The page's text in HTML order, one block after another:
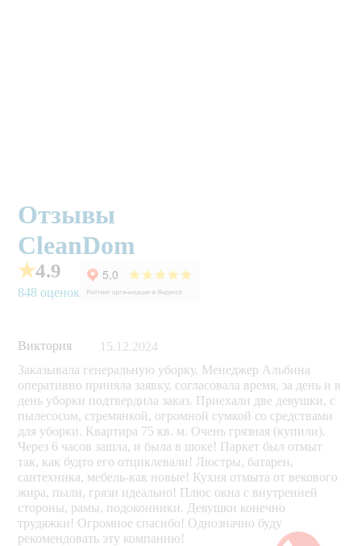
Отзывы
CleanDom
★4.9
848 оценок
Виктория
15.12.2024
Заказывала генеральную уборку. Менеджер Альбина
оперативно приняла заявку, согласовала время, за день и в
день уборки подтвердила заказ. Приехали две девушки, с
пылесосом, стремянкой, огромной сумкой со средствами
для уборки. Квартира 75 кв. м. Очень грязная (купили).
Через 6 часов зашла, и была в шоке! Паркет был отмыт
так, как будто его отциклевали! Люстры, батареи,
сантехника, мебель-как новые! Кухня отмыта от векового
жира, пыли, грязи идеально! Плюс окна с внутренней
стороны, рамы, подоконники. Девушки конечно
трудяжки! Огромное спасибо! Однозначно буду
рекомендовать эту компанию!